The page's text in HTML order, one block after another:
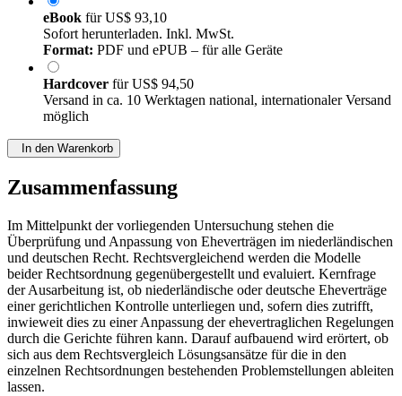
eBook fürUS$ 93,10
Sofort herunterladen. Inkl. MwSt.
Format: PDF und ePUB – für alle Geräte
Hardcover fürUS$ 94,50
Versand in ca. 10 Werktagen national, internationaler Versand
möglich
In den Warenkorb
Zusammenfassung
Im Mittelpunkt der vorliegenden Untersuchung stehen die
Überprüfung und Anpassung von Eheverträgen im niederländischen
und deutschen Recht. Rechtsvergleichend werden die Modelle
beider Rechtsordnung gegenübergestellt und evaluiert. Kernfrage
der Ausarbeitung ist, ob niederländische oder deutsche Eheverträge
einer gerichtlichen Kontrolle unterliegen und, sofern dies zutrifft,
inwieweit dies zu einer Anpassung der ehevertraglichen Regelungen
durch die Gerichte führen kann. Darauf aufbauend wird erörtert, ob
sich aus dem Rechtsvergleich Lösungsansätze für die in den
einzelnen Rechtsordnungen bestehenden Problemstellungen ableiten
lassen.